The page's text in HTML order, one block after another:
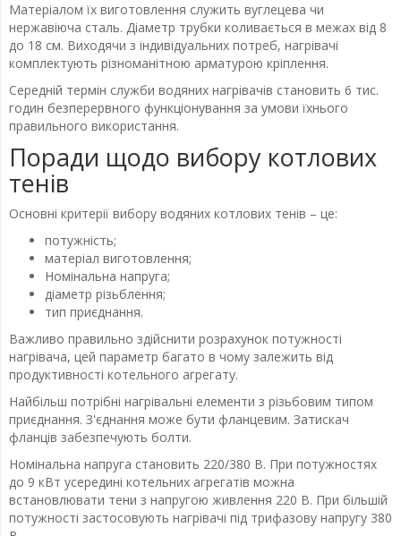
Матеріалом їх виготовлення служить вуглецева чи
нержавіюча сталь. Діаметр трубки коливається в межах від 8
до 18 см. Виходячи з індивідуальних потреб, нагрівачі
комплектують різноманітною арматурою кріплення.
Середній термін служби водяних нагрівачів становить 6 тис.
годин безперервного функціонування за умови їхнього
правильного використання.
Поради щодо вибору котлових
тенів
Основні критерії вибору водяних котлових тенів – це:
потужність;
матеріал виготовлення;
Номінальна напруга;
діаметр різьблення;
тип приєднання.
Важливо правильно здійснити розрахунок потужності
нагрівача, цей параметр багато в чому залежить від
продуктивності котельного агрегату.
Найбільш потрібні нагрівальні елементи з різьбовим типом
приєднання. З'єднання може бути фланцевим. Затискач
фланців забезпечують болти.
Номінальна напруга становить 220/380 В. При потужностях
до 9 кВт усередині котельних агрегатів можна
встановлювати тени з напругою живлення 220 В. При більшій
потужності застосовують нагрівачі під трифазову напругу 380